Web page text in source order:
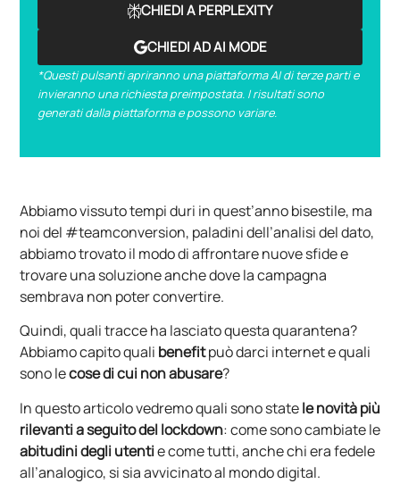
CHIEDI A PERPLEXITY
CHIEDI AD AI MODE
*Questi pulsanti apriranno una piattaforma AI di terze parti e
invieranno una richiesta preimpostata. I risultati sono
generati dalla piattaforma e possono variare.
Abbiamo vissuto tempi duri in quest’anno bisestile, ma
noi del #teamconversion, paladini dell’analisi del dato,
abbiamo trovato il modo di affrontare nuove sfide e
trovare una soluzione anche dove la campagna
sembrava non poter convertire.
Quindi, quali tracce ha lasciato questa quarantena?
Abbiamo capito quali benefitpuò darci internet e quali
sono lecose di cui non abusare?
In questo articolo vedremo quali sono statele novitàpiù
rilevanti a seguito del lockdown: come sono cambiate le
abitudini degli utentie come tutti, anche chi era fedele
all’analogico, si sia avvicinato al mondo digital.